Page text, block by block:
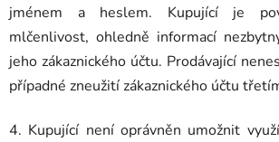
jménem a heslem. Kupující je
mlčenlivost, ohledně informací
jeho zákaznického účtu. Prodávající
případné zneužití zákaznického účtu
4. Kupující není oprávněn umožnit